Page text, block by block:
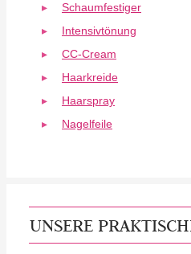
Schaumfestiger
Intensivtönung
CC-Cream
Haarkreide
Haarspray
Nagelfeile
UNSERE